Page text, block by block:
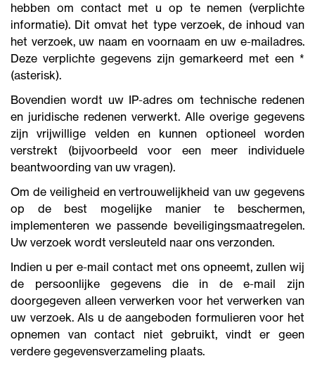
hebben om contact met u op te nemen (verplichte
informatie). Dit omvat het type verzoek, de inhoud van
het verzoek, uw naam en voornaam en uw e-mailadres.
Deze verplichte gegevens zijn gemarkeerd met een *
(asterisk).
Bovendien wordt uw IP-adres om technische redenen
en juridische redenen verwerkt. Alle overige gegevens
zijn vrijwillige velden en kunnen optioneel worden
verstrekt (bijvoorbeeld voor een meer individuele
beantwoording van uw vragen).
Om de veiligheid en vertrouwelijkheid van uw gegevens
op de best mogelijke manier te beschermen,
implementeren we passende beveiligingsmaatregelen.
Uw verzoek wordt versleuteld naar ons verzonden.
Indien u per e-mail contact met ons opneemt, zullen wij
de persoonlijke gegevens die in de e-mail zijn
doorgegeven alleen verwerken voor het verwerken van
uw verzoek. Als u de aangeboden formulieren voor het
opnemen van contact niet gebruikt, vindt er geen
verdere gegevensverzameling plaats.